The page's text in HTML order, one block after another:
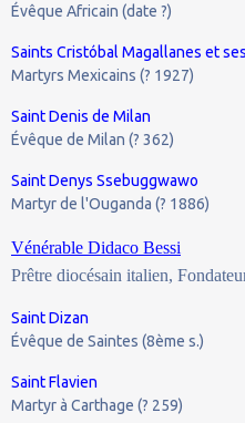
Évêque Africain (date ?)
Saints Cristóbal Magallanes et
Martyrs Mexicains (? 1927)
Saint Denis de Milan
Évêque de Milan (? 362)
Saint Denys Ssebuggwawo
Martyr de l'Ouganda (? 1886)
Vénérable Didaco Bessi
Prêtre diocésain italien,
Saint Dizan
Évêque de Saintes (8ème s.)
Saint Flavien
Martyr à Carthage (? 259)